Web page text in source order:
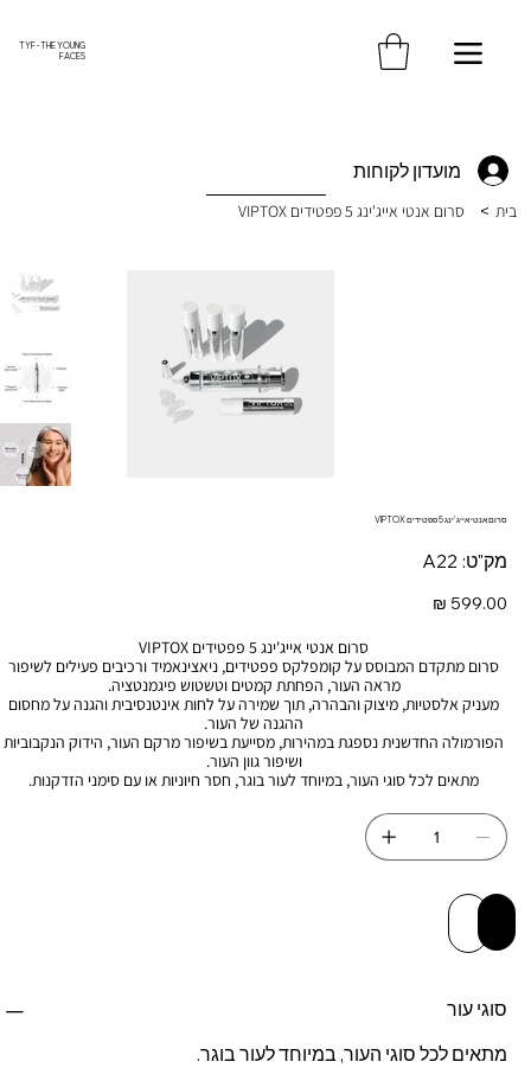
מועדון לקוחות
TYF - THE YOUNG
FACES
בית > סרום אנטי אייג'ינג 5 פפטידים VIPTOX
סרום אנטי אייג'ינג 5 פפטידים VIPTOX
מק"ט:
מק"ט
A22
A22
מחיר
סרום אנטי אייג'ינג 5 פפטידים VIPTOX
סרום מתקדם המבוסס על קומפלקס פפטידים, ניאצינאמיד ורכיבים פעילים לשיפור
מראה העור, הפחתת קמטים וטשטוש פיגמנטציה.
מעניק אלסטיות, מיצוק והבהרה, תוך שמירה על לחות אינטנסיבית והגנה על מחסום
ההגנה של העור.
הפורמולה החדשנית נספגת במהירות, מסייעת בשיפור מרקם העור, הידוק הנקבוביות
ושיפור גוון העור.
מתאים לכל סוגי העור, במיוחד לעור בוגר, חסר חיוניות או עם סימני הזדקנות.
סוגי עור
מתאים לכל סוגי העור, במיוחד לעור בוגר.